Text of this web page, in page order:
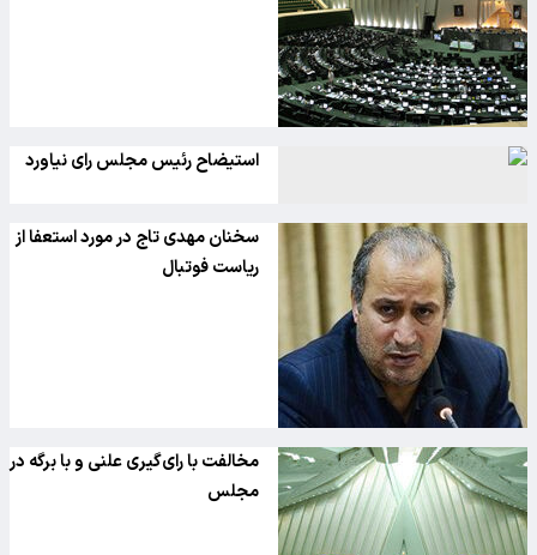
استیضاح رئیس مجلس رای نیاورد
سخنان مهدی تاج در مورد استعفا از
ریاست فوتبال
مخالفت با رای‌گیری علنی و با برگه در
مجلس